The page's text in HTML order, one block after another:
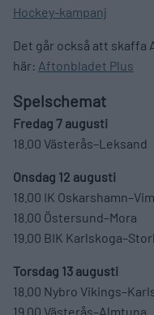
Hockey-kampanj
Det går också att
här: Aftonbladet Plus
Spelschemat
Fredag 7 augusti
18.00 Västerås–Leksand
Onsdag 12 augusti
18.00 IK
18.00 Östersund–Mora
19.00 BIK
Torsdag 13 augusti
18.00 Nybro
19.00 Västerås–Almtuna